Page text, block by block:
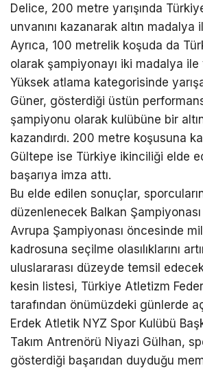
Delice, 200 metre yarışında
unvanını kazanarak altın madalya
Ayrıca, 100 metrelik koşuda da
olarak şampiyonayı iki madalya ile
Yüksek atlama kategorisinde
Güner, gösterdiği üstün
şampiyonu olarak kulübüne bir
kazandırdı. 200 metre koşusuna
Gültepe ise Türkiye ikinciliği elde
başarıya imza attı.
Bu elde edilen sonuçlar,
düzenlenecek Balkan
Avrupa Şampiyonası öncesinde
kadrosuna seçilme olasılıklarını
uluslararası düzeyde temsil
kesin listesi, Türkiye Atletizm
tarafından önümüzdeki günlerde
Erdek Atletik NYZ Spor Kulübü
Takım Antrenörü Niyazi Gülhan,
gösterdiği başarıdan duyduğu